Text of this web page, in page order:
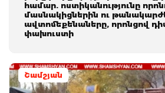
համար. ոստիկանությունը
մասնակիցներին ու
ավտոմեքենաները, որոնցով
փախուստի
Շամշյան